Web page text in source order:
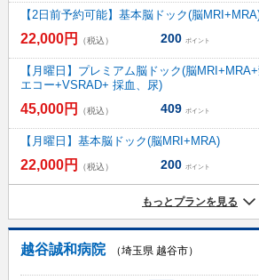
【2日前予約可能】基本脳ドック(脳
22,000円 （税込） 200 ポイント
【月曜日】プレミアム脳ドック(脳
エコー+VSRAD+ 採血、尿)
45,000円 （税込） 409 ポイント
【月曜日】基本脳ドック(脳MRI+MRA)
22,000円 （税込） 200 ポイント
もっとプランを見る
越谷誠和病院
（埼玉県 越谷市）